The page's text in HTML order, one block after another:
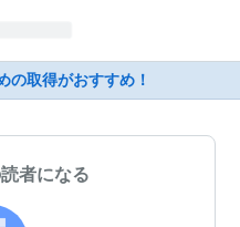
の取得がおすすめ！
者になる